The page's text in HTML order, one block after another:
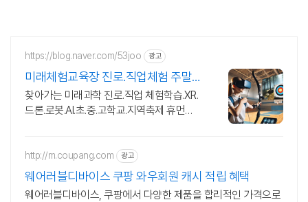
https://blog.naver.com/53joo 광고
미래체험교육장 진로.직업체험 주말
상담 가능 1:1교육
찾아가는 미래과학 진로.직업 체험학습.XR.
드론.로봇.AI.초.중.고학교.지역축제 휴먼로
http://m.coupang.com 광고
웨어러블디바이스 쿠팡 와우회원 캐시 적립 혜택
웨어러블디바이스, 쿠팡에서 다양한 제품을 합리적인 가격으로